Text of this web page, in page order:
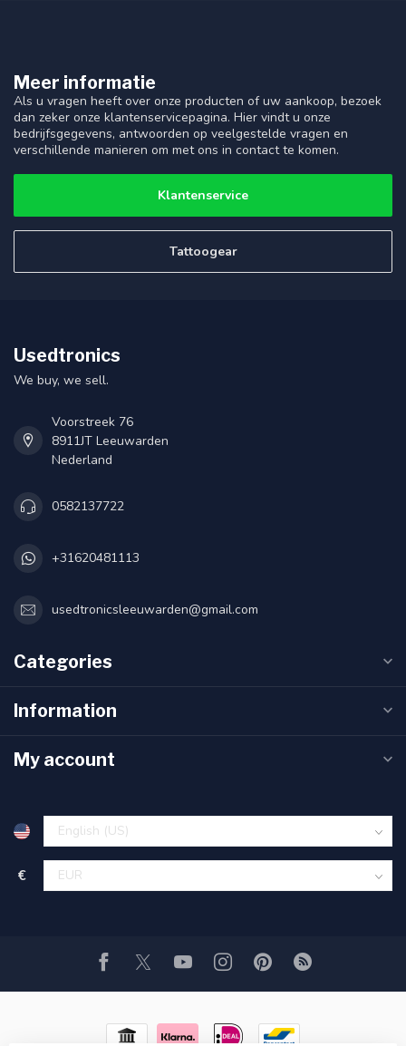
Meer informatie
Als u vragen heeft over onze producten of uw aankoop, bezoek
dan zeker onze klantenservicepagina. Hier vindt u onze
bedrijfsgegevens, antwoorden op veelgestelde vragen en
verschillende manieren om met ons in contact te komen.
Klantenservice
Tattoogear
Usedtronics
We buy, we sell.
Voorstreek 76
8911JT Leeuwarden
Nederland
0582137722
+31620481113
usedtronicsleeuwarden@gmail.com
Categories
Information
My account
€